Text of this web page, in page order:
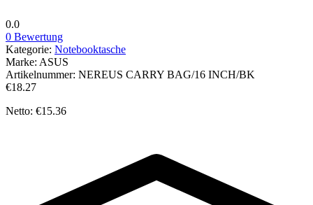
0.0
0 Bewertung
Kategorie: Notebooktasche
Marke: ASUS
Artikelnummer: NEREUS CARRY BAG/16 INCH/BK
€18.27
Netto: €15.36